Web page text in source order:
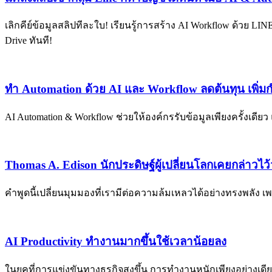
เลิกคีย์ข้อมูลสลิปทีละใบ! เรียนรู้การสร้าง AI Workflow ด้วย
Drive ทันที!
ทำ Automation ด้วย AI และ Workflow ลดต้นทุน เพิ่ม
AI Automation & Workflow ช่วยให้องค์กรรับข้อมูลเพียงครั้งเ
Thomas A. Edison นักประดิษฐ์ผู้เปลี่ยนโลกเคยกล่าวไ
คำพูดนี้เปลี่ยนมุมมองที่เรามีต่อความล้มเหลวได้อย่างทรงพลัง
AI Productivity ทำงานมากขึ้นใช้เวลาน้อยลง
ในยุคที่การแข่งขันทางธุรกิจสูงขึ้น การทำงานหนักเพียงอย่างเ